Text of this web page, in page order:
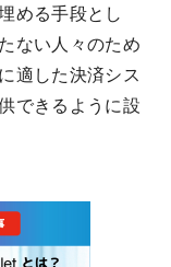
める手段とし
ない人々のため
適した決済シス
できるように設